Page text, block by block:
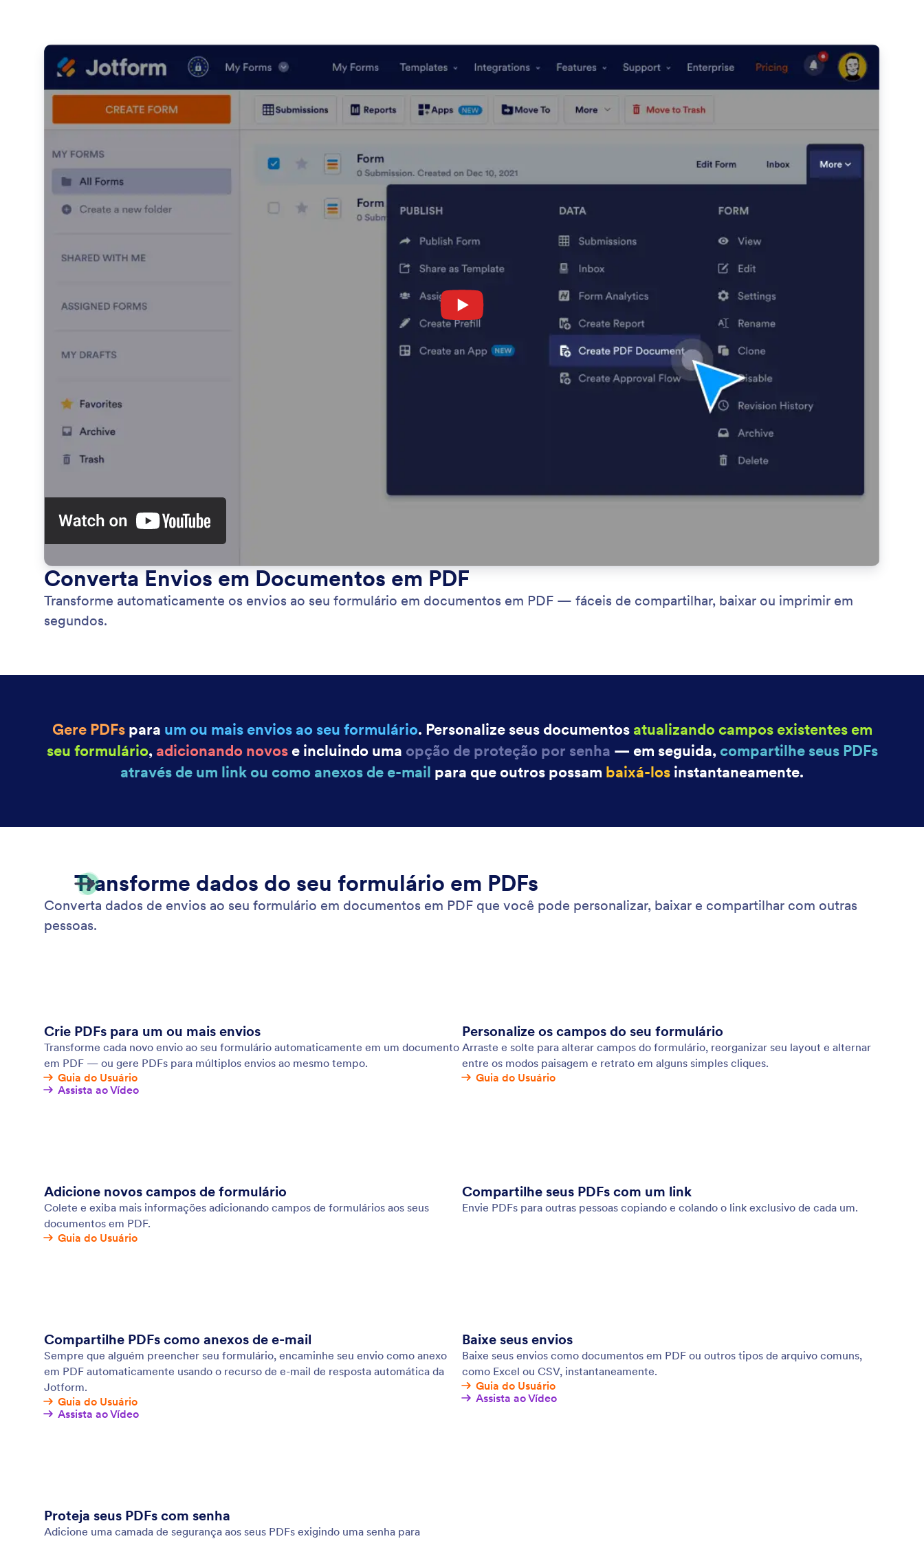
Converta Envios em Documentos em PDF
Transforme automaticamente os envios ao seu formulário em documentos em PDF — fáceis de compartilhar, baixar ou imprimir em
segundos.
Gere PDFspara um ou mais envios ao seu formulário. Personalize seus documentos atualizando campos existentes em
seu formulário, adicionando novose incluindo uma opção de proteção por senha — em seguida, compartilhe seus PDFs
através de um link ou como anexos de e-mail para que outros possam baixá-los instantaneamente.
Transforme dados do seu formulário em PDFs
Converta dados de envios ao seu formulário em documentos em PDF que você pode personalizar, baixar e compartilhar com outras
pessoas.
Crie PDFs para um ou mais envios
Transforme cada novo envio ao seu formulário automaticamente em um documento
em PDF — ou gere PDFs para múltiplos envios ao mesmo tempo.
Guia do Usuário
Assista ao Vídeo
Personalize os campos do seu formulário
Arraste e solte para alterar campos do formulário, reorganizar seu layout e alternar
entre os modos paisagem e retrato em alguns simples cliques.
Guia do Usuário
Adicione novos campos de formulário
Colete e exiba mais informações adicionando campos de formulários aos seus
documentos em PDF.
Guia do Usuário
Compartilhe seus PDFs com um link
Envie PDFs para outras pessoas copiando e colando o link exclusivo de cada um.
Compartilhe PDFs como anexos de e-mail
Sempre que alguém preencher seu formulário, encaminhe seu envio como anexo
em PDF automaticamente usando o recurso de e-mail de resposta automática da
Jotform.
Guia do Usuário
Assista ao Vídeo
Baixe seus envios
Baixe seus envios como documentos em PDF ou outros tipos de arquivo comuns,
como Excel ou CSV, instantaneamente.
Guia do Usuário
Assista ao Vídeo
Proteja seus PDFs com senha
Adicione uma camada de segurança aos seus PDFs exigindo uma senha para